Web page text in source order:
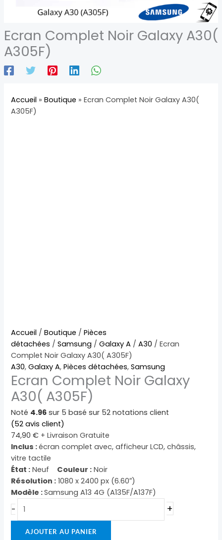
Ecran Complet Noir Galaxy A30(
A305F)
Accueil »Boutique »Ecran Complet Noir Galaxy A30(
A305F)
Accueil /Boutique /Pièces
détachées /Samsung /Galaxy A /A30 / Ecran
Complet Noir Galaxy A30( A305F)
A30,Galaxy A,Pièces détachées,Samsung
Ecran Complet Noir Galaxy
A30( A305F)
Noté 4.96 sur 5 basé sur 52 notations client
(52 avis client)
74,90€ + Livraison Gratuite
Inclus :écran complet avec, afficheur LCD, châssis,
vitre tactile
État : Neuf Couleur : Noir
Résolution : 1080 x 2400 px (6.60″)
Modèle :Samsung A13 4G (A135F/A137F)
-
quantité
de
Ecran
Complet
Noir
Galaxy
A30(
A305F)
+
AJOUTER AU PANIER